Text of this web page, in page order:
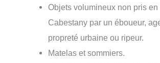
Objets volumineux non pris en
Cabestany par un éboueur,
propreté urbaine ou ripeur.
Matelas et sommiers.